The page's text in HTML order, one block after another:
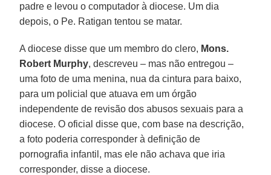
padre e levou o computador à diocese. Um dia
depois, o Pe. Ratigan tentou se matar.
A diocese disse que um membro do clero, Mons.
Robert Murphy, descreveu – mas não entregou –
uma foto de uma menina, nua da cintura para baixo,
para um policial que atuava em um órgão
independente de revisão dos abusos sexuais para a
diocese. O oficial disse que, com base na descrição,
a foto poderia corresponder à definição de
pornografia infantil, mas ele não achava que iria
corresponder, disse a diocese.